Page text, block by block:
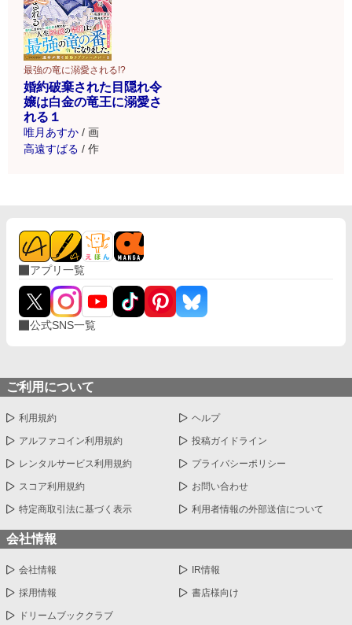
最強の竜に溺愛される!?
婚約破棄された目隠れ令
嬢は白金の竜王に溺愛さ
れる１
唯月あすか / 画
高遠すばる / 作
アプリ一覧
公式SNS一覧
ご利用について
利用規約 ヘルプ
アルファコイン利用規約 投稿ガイドライン
レンタルサービス利用規約 プライバシーポリシー
スコア利用規約 お問い合わせ
特定商取引法に基づく表示 利用者情報の外部送信について
会社情報
会社情報 IR情報
採用情報 書店様向け
ドリームブッククラブ